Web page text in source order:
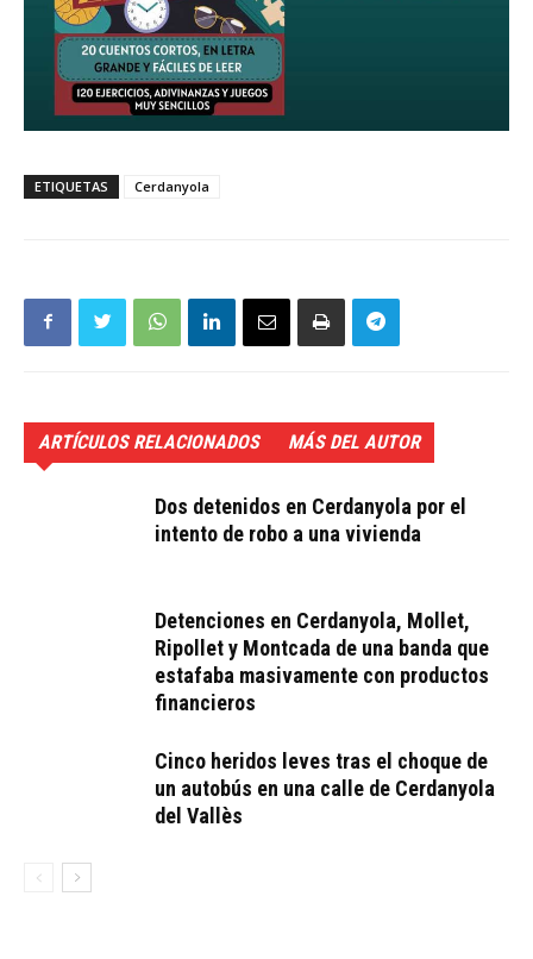
ETIQUETAS Cerdanyola
ARTÍCULOS RELACIONADOS MÁS DEL AUTOR
Dos detenidos en Cerdanyola por el
intento de robo a una vivienda
Detenciones en Cerdanyola, Mollet,
Ripollet y Montcada de una banda que
estafaba masivamente con productos
financieros
Cinco heridos leves tras el choque de
un autobús en una calle de Cerdanyola
del Vallès